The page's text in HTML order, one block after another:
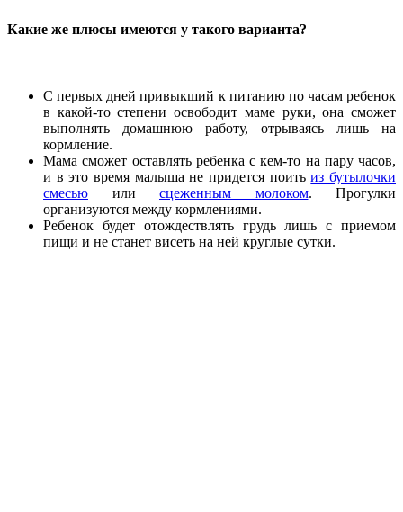
Какие же плюсы имеются у такого варианта?
С первых дней привыкший к питанию по часам ребенок
в какой-то степени освободит маме руки, она сможет
выполнять домашнюю работу, отрываясь лишь на
кормление.
Мама сможет оставлять ребенка с кем-то на пару часов,
и в это время малыша не придется поитьиз бутылочки
смесью или сцеженным молоком. Прогулки
организуются между кормлениями.
Ребенок будет отождествлять грудь лишь с приемом
пищи и не станет висеть на ней круглые сутки.